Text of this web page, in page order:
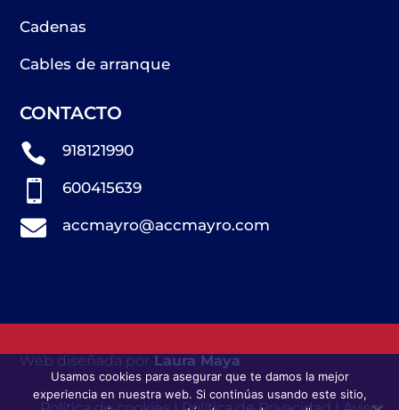
Cadenas
Cables de arranque
CONTACTO
 918121990
 600415639
 accmayro@accmayro.com
Web diseñada por Laura Maya
Usamos cookies para asegurar que te damos la mejor
experiencia en nuestra web. Si continúas usando este sitio,